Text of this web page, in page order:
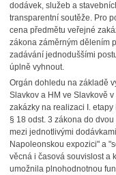
dodávek, služeb a
transparentní soutěže. Pro
cena předmětu veřejné
zákona záměrným dělením
zadávání jednoduššími
úplně vyhnout.
Orgán dohledu na základě
Slavkov a HM ve Slavkově
zakázky na realizaci I.
§ 18 odst. 3 zákona do
mezi jednotlivými
Napoleonskou expozici" a
věcná i časová souvislost a
umožnila plnohodnotnou